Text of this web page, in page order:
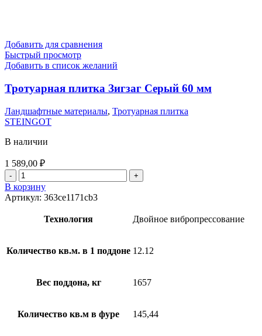
Добавить для сравнения
Быстрый просмотр
Добавить в список желаний
Тротуарная плитка Зигзаг Серый 60 мм
Ландшафтные материалы, Тротуарная плитка
STEINGOT
В наличии
1 589,00 ₽
В корзину
Артикул: 363ce1171cb3
Технология Двойное вибропрессование
Количество кв.м. в 1 поддоне 12.12
Вес поддона, кг 1657
Количество кв.м в фуре 145,44